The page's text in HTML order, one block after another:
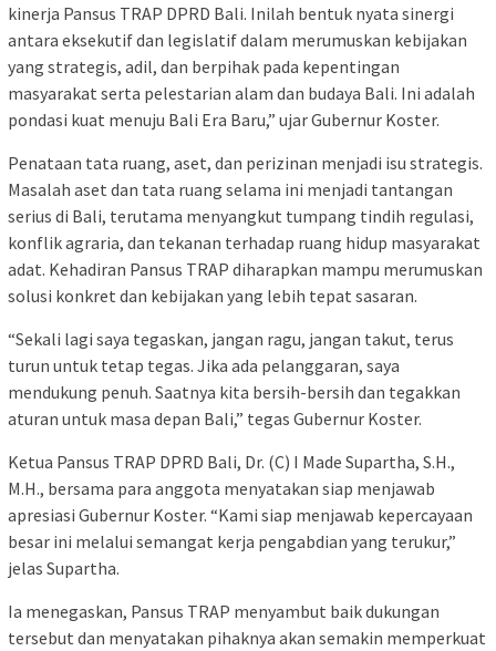
kinerja Pansus TRAP DPRD Bali. Inilah bentuk nyata sinergi
antara eksekutif dan legislatif dalam merumuskan kebijakan
yang strategis, adil, dan berpihak pada kepentingan
masyarakat serta pelestarian alam dan budaya Bali. Ini adalah
pondasi kuat menuju Bali Era Baru,” ujar Gubernur Koster.
Penataan tata ruang, aset, dan perizinan menjadi isu strategis.
Masalah aset dan tata ruang selama ini menjadi tantangan
serius di Bali, terutama menyangkut tumpang tindih regulasi,
konflik agraria, dan tekanan terhadap ruang hidup masyarakat
adat. Kehadiran Pansus TRAP diharapkan mampu merumuskan
solusi konkret dan kebijakan yang lebih tepat sasaran.
“Sekali lagi saya tegaskan, jangan ragu, jangan takut, terus
turun untuk tetap tegas. Jika ada pelanggaran, saya
mendukung penuh. Saatnya kita bersih-bersih dan tegakkan
aturan untuk masa depan Bali,” tegas Gubernur Koster.
Ketua Pansus TRAP DPRD Bali, Dr. (C) I Made Supartha, S.H.,
M.H., bersama para anggota menyatakan siap menjawab
apresiasi Gubernur Koster. “Kami siap menjawab kepercayaan
besar ini melalui semangat kerja pengabdian yang terukur,”
jelas Supartha.
Ia menegaskan, Pansus TRAP menyambut baik dukungan
tersebut dan menyatakan pihaknya akan semakin memperkuat